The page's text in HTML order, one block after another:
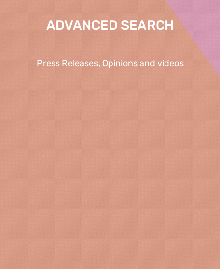
ADVANCED SEARCH
Press Releases, Opinions and videos